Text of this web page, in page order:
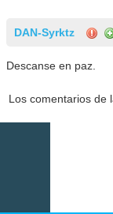
DAN-Syrktz
Descanse en paz.
Los comentarios de